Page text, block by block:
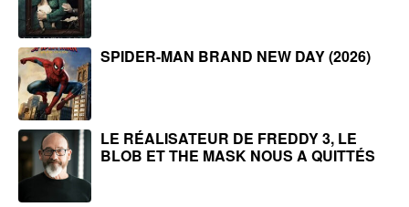
SPIDER-MAN BRAND NEW DAY (2026)
LE RÉALISATEUR DE FREDDY 3, LE
BLOB ET THE MASK NOUS A QUITTÉS